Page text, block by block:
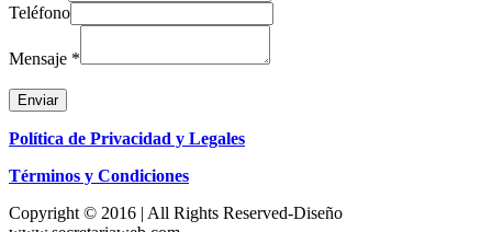
Teléfono
Mensaje *
Enviar
Política de Privacidad y Legales
Términos y Condiciones
Copyright © 2016 | All Rights Reserved-Diseño